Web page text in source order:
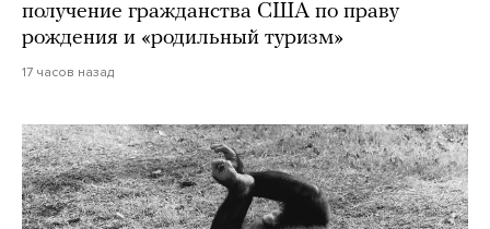
получение гражданства США по праву
рождения и «родильный туризм»
17 часов назад